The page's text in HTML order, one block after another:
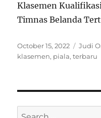
Klasemen
Timnas Belanda
Posted
on
October 15, 2022 Judi
klasemen, piala,terbaru
Search